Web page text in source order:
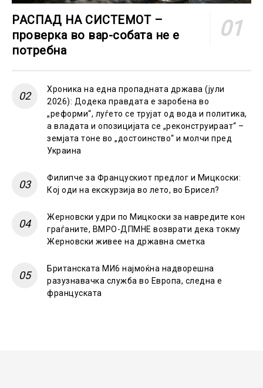
РАСПАД НА СИСТЕМОТ –
проверка во вар-собата не е
потребна
Хроника на една пропадната држава (јули
2026): Додека правдата е заробена во
„реформи“, луѓето се трујат од вода и политика,
а владата и опозицијата се „реконструираат“ –
земјата тоне во „достоинство“ и молчи пред
Украина
Филипче за Францускиот предлог и Мицкоски:
Кој оди на екскурзија во лето, во Брисел?
Жерновски удри по Мицкоски за навредите кон
граѓаните, ВМРО-ДПМНЕ возврати дека токму
Жерновски живее на државна сметка
Британската МИ6 најмоќна надворешна
разузнавачка служба во Европа, следна е
француската